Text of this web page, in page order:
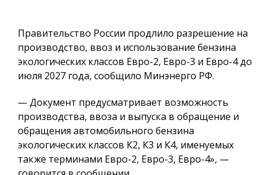
Правительство России продлило разрешение на
производство, ввоз и использование бензина
экологических классов Евро-2, Евро-3 и Евро-4 до
июля 2027 года, сообщило Минэнерго РФ.
— Документ предусматривает возможность
производства, ввоза и выпуска в обращение и
обращения автомобильного бензина
экологических классов К2, К3 и К4, именуемых
также терминами Евро-2, Евро-3, Евро-4», —